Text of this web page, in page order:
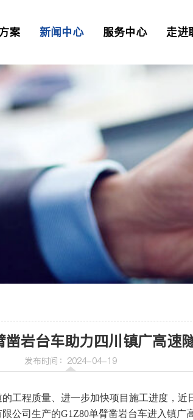
正品配件
车
案 新闻中心 服务中心 走进
岩台车助力四川镇广高速
发布时间：2024-04-19
工程质量、进一步加快项目施工进度，近
司生产的G1Z80单臂凿岩台车进入镇广